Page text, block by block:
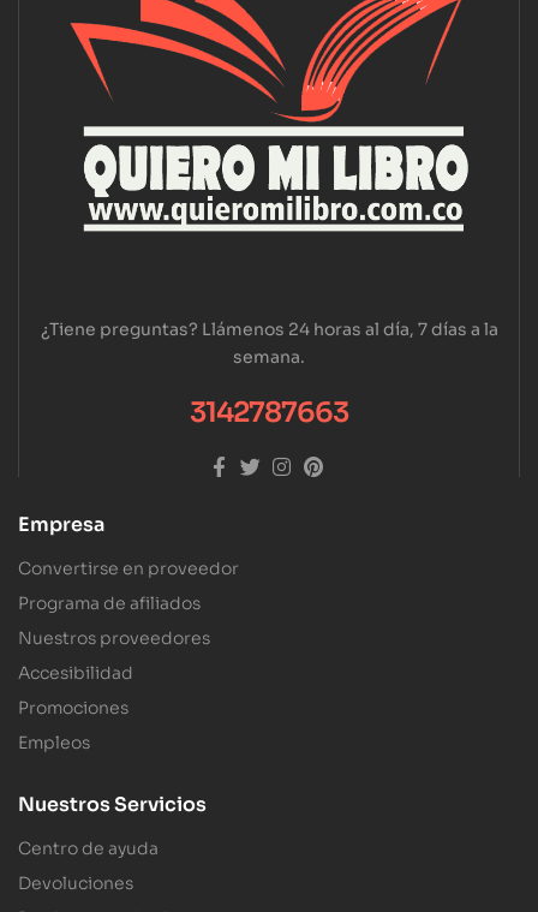
¿Tiene preguntas? Llámenos 24 horas al día, 7 días a la
semana.
3142787663
Empresa
Convertirse en proveedor
Programa de afiliados
Nuestros proveedores
Accesibilidad
Promociones
Empleos
Nuestros Servicios
Centro de ayuda
Devoluciones